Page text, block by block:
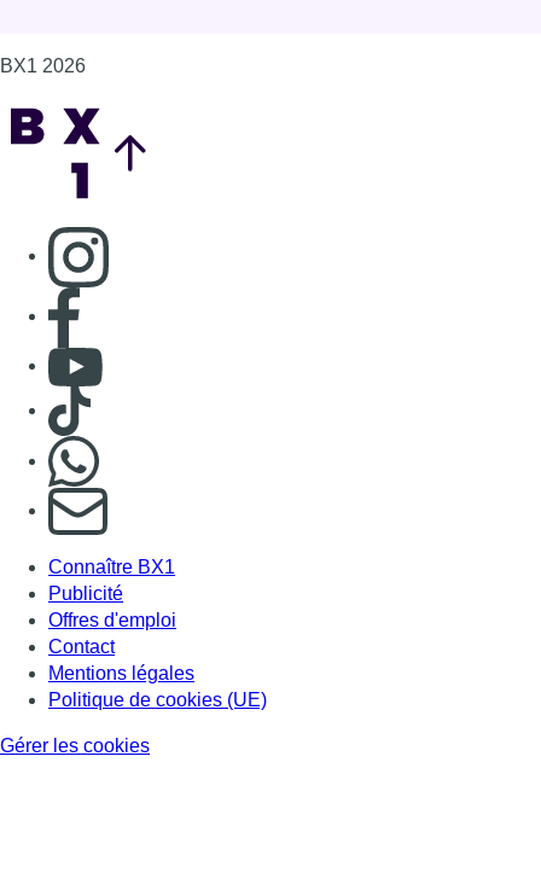
S'abonner à notre newsletter
Connaître BX1
Publicité
Offres d'emploi
Contact
Mentions légales
Politique de cookies (UE)
Gérer les cookies